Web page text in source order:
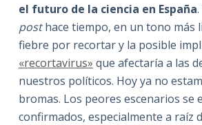
el futuro de la ciencia en España
posthace tiempo, en un tono más
fiebre por recortar y la posible
«recortavirus» que afectaría a las
nuestros políticos. Hoy ya no
bromas. Los peores escenarios se
confirmados, especialmente a raíz